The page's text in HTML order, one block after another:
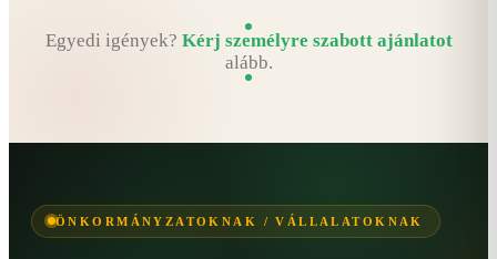
Egyedi igények? Kérj személyre szabott ajánlatot
alább.
ÖNKORMÁNYZATOKNAK / VÁLLALATOKNAK